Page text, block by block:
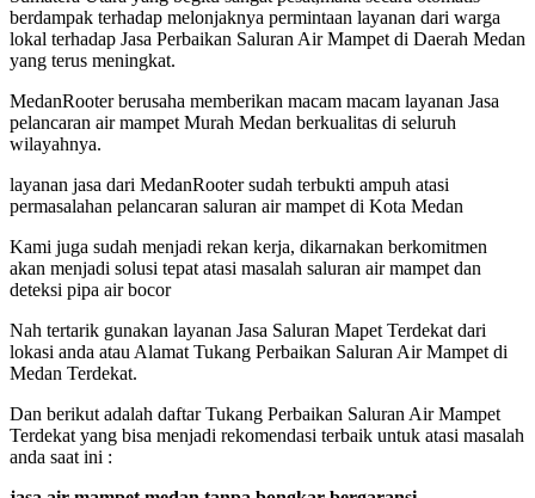
berdampak terhadap melonjaknya permintaan layanan dari warga
lokal terhadap Jasa Perbaikan Saluran Air Mampet di Daerah Medan
yang terus meningkat.
MedanRooter berusaha memberikan macam macam layanan Jasa
pelancaran air mampet Murah Medan berkualitas di seluruh
wilayahnya.
layanan jasa dari MedanRooter sudah terbukti ampuh atasi
permasalahan pelancaran saluran air mampet di Kota Medan
Kami juga sudah menjadi rekan kerja, dikarnakan berkomitmen
akan menjadi solusi tepat atasi masalah saluran air mampet dan
deteksi pipa air bocor
Nah tertarik gunakan layanan Jasa Saluran Mapet Terdekat dari
lokasi anda atau Alamat Tukang Perbaikan Saluran Air Mampet di
Medan Terdekat.
Dan berikut adalah daftar Tukang Perbaikan Saluran Air Mampet
Terdekat yang bisa menjadi rekomendasi terbaik untuk atasi masalah
anda saat ini :